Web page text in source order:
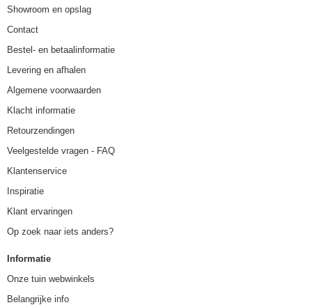
Showroom en opslag
Contact
Bestel- en betaalinformatie
Levering en afhalen
Algemene voorwaarden
Klacht informatie
Retourzendingen
Veelgestelde vragen - FAQ
Klantenservice
Inspiratie
Klant ervaringen
Op zoek naar iets anders?
Informatie
Onze tuin webwinkels
Belangrijke info